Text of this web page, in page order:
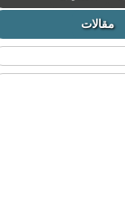
مقالات